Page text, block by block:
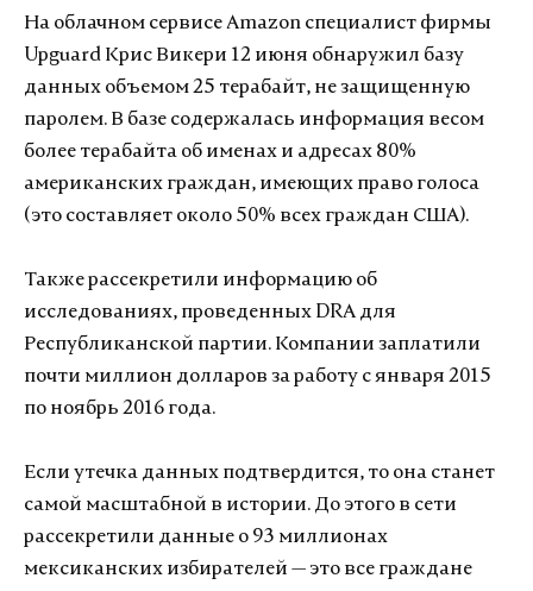
На облачном сервисе Amazon специалист фирмы
Upguard Крис Викери 12 июня обнаружил базу
данных объемом 25 терабайт, не защищенную
паролем. В базе содержалась информация весом
более терабайта об именах и адресах 80%
американских граждан, имеющих право голоса
(это составляет около 50% всех граждан США).
Также рассекретили информацию об
исследованиях, проведенных DRA для
Республиканской партии. Компании заплатили
почти миллион долларов за работу с января 2015
по ноябрь 2016 года.
Если утечка данных подтвердится, то она станет
самой масштабной в истории. До этого в сети
рассекретили данные о 93 миллионах
мексиканских избирателей — это все граждане